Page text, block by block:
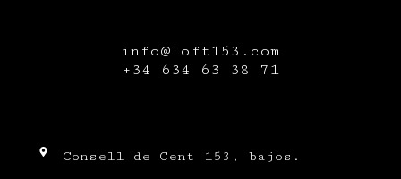
info@loft153.com
+34 634 63 38 71
Consell de Cent 153, bajos.